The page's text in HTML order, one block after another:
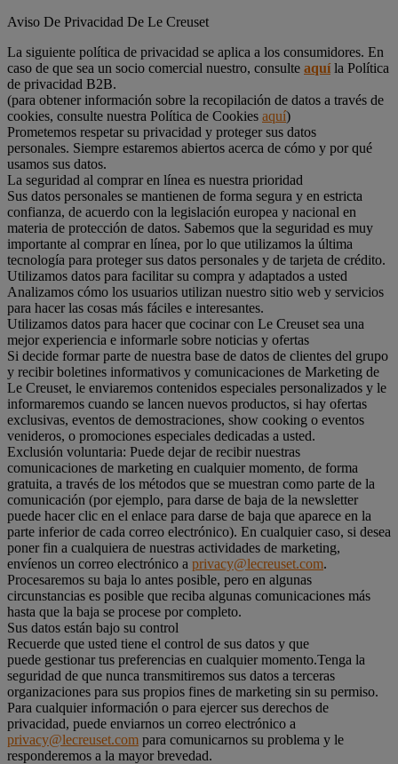
Aviso De Privacidad De Le Creuset
La siguiente política de privacidad se aplica a los consumidores. En
caso de que sea un socio comercial nuestro, consulte aquíla Política
de privacidad B2B.
(para obtener información sobre la recopilación de datos a través de
cookies, consulte nuestra Política de Cookies aquí)
Prometemos respetar su privacidad y proteger sus datos
personales. Siempre estaremos abiertos acerca de cómo y por qué
usamos sus datos.
La seguridad al comprar en línea es nuestra prioridad
Sus datos personales se mantienen de forma segura y en estricta
confianza, de acuerdo con la legislación europea y nacional en
materia de protección de datos. Sabemos que la seguridad es muy
importante al comprar en línea, por lo que utilizamos la última
tecnología para proteger sus datos personales y de tarjeta de crédito.
Utilizamos datos para facilitar su compra y adaptados a usted
Analizamos cómo los usuarios utilizan nuestro sitio web y servicios
para hacer las cosas más fáciles e interesantes.
Utilizamos datos para hacer que cocinar con Le Creuset sea una
mejor experiencia e informarle sobre noticias y ofertas
Si decide formar parte de nuestra base de datos de clientes del grupo
y recibir boletines informativos y comunicaciones de Marketing de
Le Creuset, le enviaremos contenidos especiales personalizados y le
informaremos cuando se lancen nuevos productos, si hay ofertas
exclusivas, eventos de demostraciones, show cooking o eventos
venideros, o promociones especiales dedicadas a usted.
Exclusión voluntaria: Puede dejar de recibir nuestras
comunicaciones de marketing en cualquier momento, de forma
gratuita, a través de los métodos que se muestran como parte de la
comunicación (por ejemplo, para darse de baja de la newsletter
puede hacer clic en el enlace para darse de baja que aparece en la
parte inferior de cada correo electrónico). En cualquier caso, si desea
poner fin a cualquiera de nuestras actividades de marketing,
envíenos un correo electrónico a privacy@lecreuset.com.
Procesaremos su baja lo antes posible, pero en algunas
circunstancias es posible que reciba algunas comunicaciones más
hasta que la baja se procese por completo.
Sus datos están bajo su control
Recuerde que usted tiene el control de sus datos y que
puede gestionar tus preferencias en cualquier momento.Tenga la
seguridad de que nunca transmitiremos sus datos a terceras
organizaciones para sus propios fines de marketing sin su permiso.
Para cualquier información o para ejercer sus derechos de
privacidad, puede enviarnos un correo electrónico a
privacy@lecreuset.com para comunicarnos su problema y le
responderemos a la mayor brevedad.